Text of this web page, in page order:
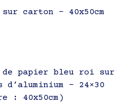
carton – 40x50cm
de papier bleu roi sur
– 24×30
: 40x50cm)